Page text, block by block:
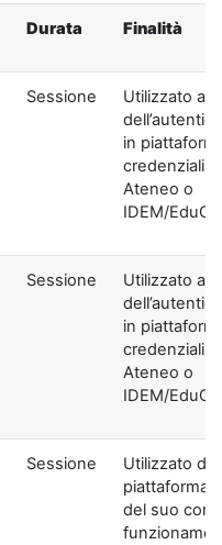
Durata Finalità
Sessione
Utilizzato ai
in
credenziali di
Ateneo o
IDEM/
Sessione
Utilizzato ai
in
credenziali di
Ateneo o
IDEM/
Sessione
Utilizzato
piattaforma
del suo